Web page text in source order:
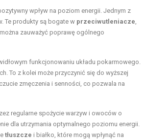
wpływ na poziom energii. Jednym z
Te produkty są bogate w przeciwutleniacze
zauważyć poprawę ogólnego
funkcjonowaniu układu pokarmowego.
To z kolei może przyczynić się do wyższej
zmęczenia i senności, co pozwala na
regularne spożycie warzyw i owoców o
dla utrzymania optymalnego poziomu energii.
tłuszcze i białko, które mogą wpłynąć na